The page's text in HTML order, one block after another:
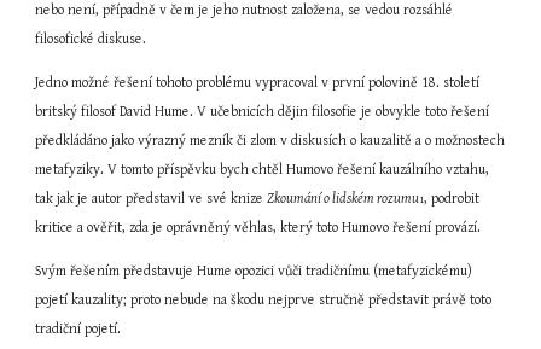
nebo není, případně v čem je jeho nutnost založena, se vedou rozsáhlé
filosofické diskuse.
Jedno možné řešení tohoto problému vypracoval v první polovině 18. století
britský filosof David Hume. V učebnicích dějin filosofie je obvykle toto řešení
předkládáno jako výrazný mezník či zlom v diskusích o kauzalitě a o možnostech
metafyziky. V tomto příspěvku bych chtěl Humovo řešení kauzálního vztahu,
tak jak je autor představil ve své knize Zkoumání o lidském rozumu1, podrobit
kritice a ověřit, zda je oprávněný věhlas, který toto Humovo řešení provází.
Svým řešením představuje Hume opozici vůči tradičnímu (metafyzickému)
pojetí kauzality; proto nebude na škodu nejprve stručně představit právě toto
tradiční pojetí.